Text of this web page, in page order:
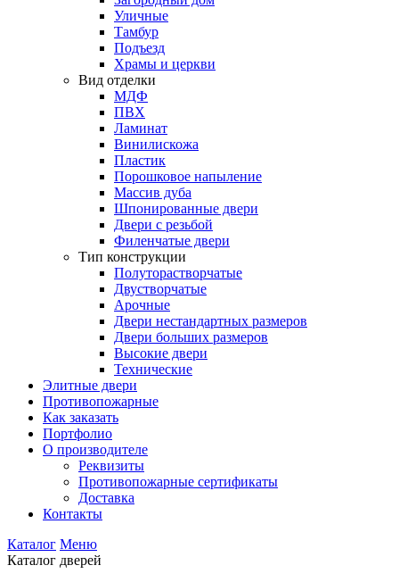
Уличные
Тамбур
Подъезд
Храмы и церкви
Вид отделки
МДФ
ПВХ
Ламинат
Винилискожа
Пластик
Порошковое напыление
Массив дуба
Шпонированные двери
Двери с резьбой
Филенчатые двери
Тип конструкции
Полуторастворчатые
Двустворчатые
Арочные
Двери нестандартных размеров
Двери больших размеров
Высокие двери
Технические
Элитные двери
Противопожарные
Как заказать
Портфолио
О производителе
Реквизиты
Противопожарные сертификаты
Доставка
Контакты
Каталог Меню
Каталог дверей